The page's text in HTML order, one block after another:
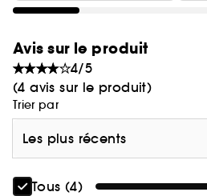
Avis sur le produit
4/5
(4 avis sur le produit)
Trier par
Les plus récents
Tous (4)